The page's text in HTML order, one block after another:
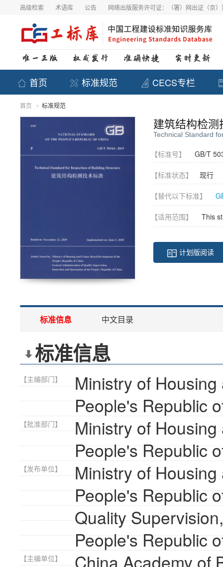
高级检索 术语库 公告 网络出版服务许可证：（署）网出证（京
首页 标准规范 CECS专栏
首页 > 标准规范
建筑结构检测
Technical Standard
【标准号】 GB/T
【标准状态】 现行
【替代以下标准】
【适用范围】 This
计划版阅读
标准信息 中文目录
标准信息
【主编部门】
Ministry of
People's Republic
【批准部门】
Ministry of
People's Republic
【发布单位】
Ministry of
People's Republic
Quality
People's Republic
【主编单位】 China Academy of